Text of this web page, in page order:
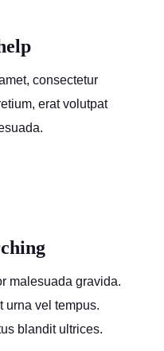
consectetur
erat volutpat
malesuada gravida.
urna vel tempus.
blandit ultrices.